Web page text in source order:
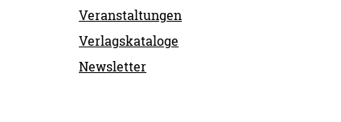
Veranstaltungen
Verlagskataloge
Newsletter